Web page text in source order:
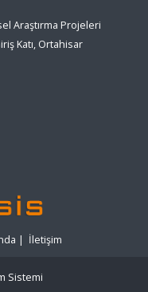
Araştırma Projeleri
Katı, Ortahisar
| İletişim
Sistemi